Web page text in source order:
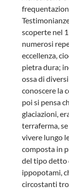
scoperte nel
numerosi
eccellenza,
pietra dura;
ossa di
conoscere la
poi si pensa
glaciazioni,
terraferma,
vivere lungo
composta in
del tipo detto
ippopotami,
circostanti